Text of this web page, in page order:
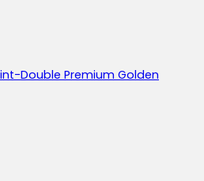
Double Premium Golden